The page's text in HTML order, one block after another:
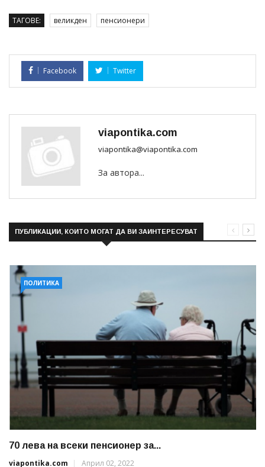
ТАГОВЕ: великден пенсионери
Facebook Twitter
viapontika.com
viapontika@viapontika.com
За автора...
ПУБЛИКАЦИИ, КОИТО МОГАТ ДА ВИ ЗАИНТЕРЕСУВАТ
ПОЛИТИКА
70 лева на всеки пенсионер за...
viapontika.com
Април 02, 2022